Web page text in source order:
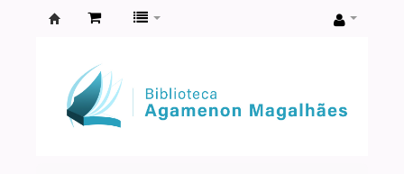
Agamenon
Magalhães